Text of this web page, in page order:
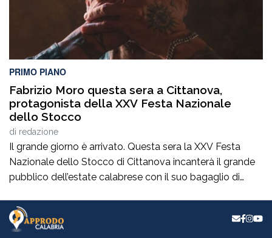
PRIMO PIANO
Fabrizio Moro questa sera a Cittanova,
protagonista della XXV Festa Nazionale
dello Stocco
di redazione
Il grande giorno è arrivato. Questa sera la XXV Festa
Nazionale dello Stocco di Cittanova incanterà il grande
pubblico dell’estate calabrese con il suo bagaglio di
partire dalle 19,30, e l’attesissimo concerto di Fabrizio
Moro (unica data in tutta la regione, ingresso libero)